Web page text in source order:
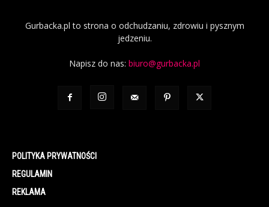
Gurbacka.pl to strona o odchudzaniu, zdrowiu i pysznym
jedzeniu.
Napisz do nas: biuro@gurbacka.pl
POLITYKA PRYWATNOŚCI
REGULAMIN
REKLAMA